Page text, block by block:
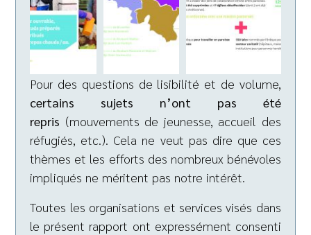
Pour des questions de lisibilité et de volume,
certains sujets n’ont pas été
repris (mouvements de jeunesse, accueil des
réfugiés, etc.). Cela ne veut pas dire que ces
thèmes et les efforts des nombreux bénévoles
impliqués ne méritent pas notre intérêt.
Toutes les organisations et services visés dans
le présent rapport ont expressément consenti